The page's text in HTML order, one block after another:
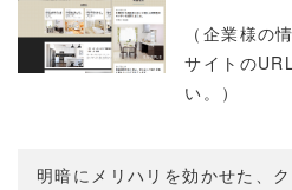
（企業様の
サイトの
い。）
明暗にメリハリを効かせた、